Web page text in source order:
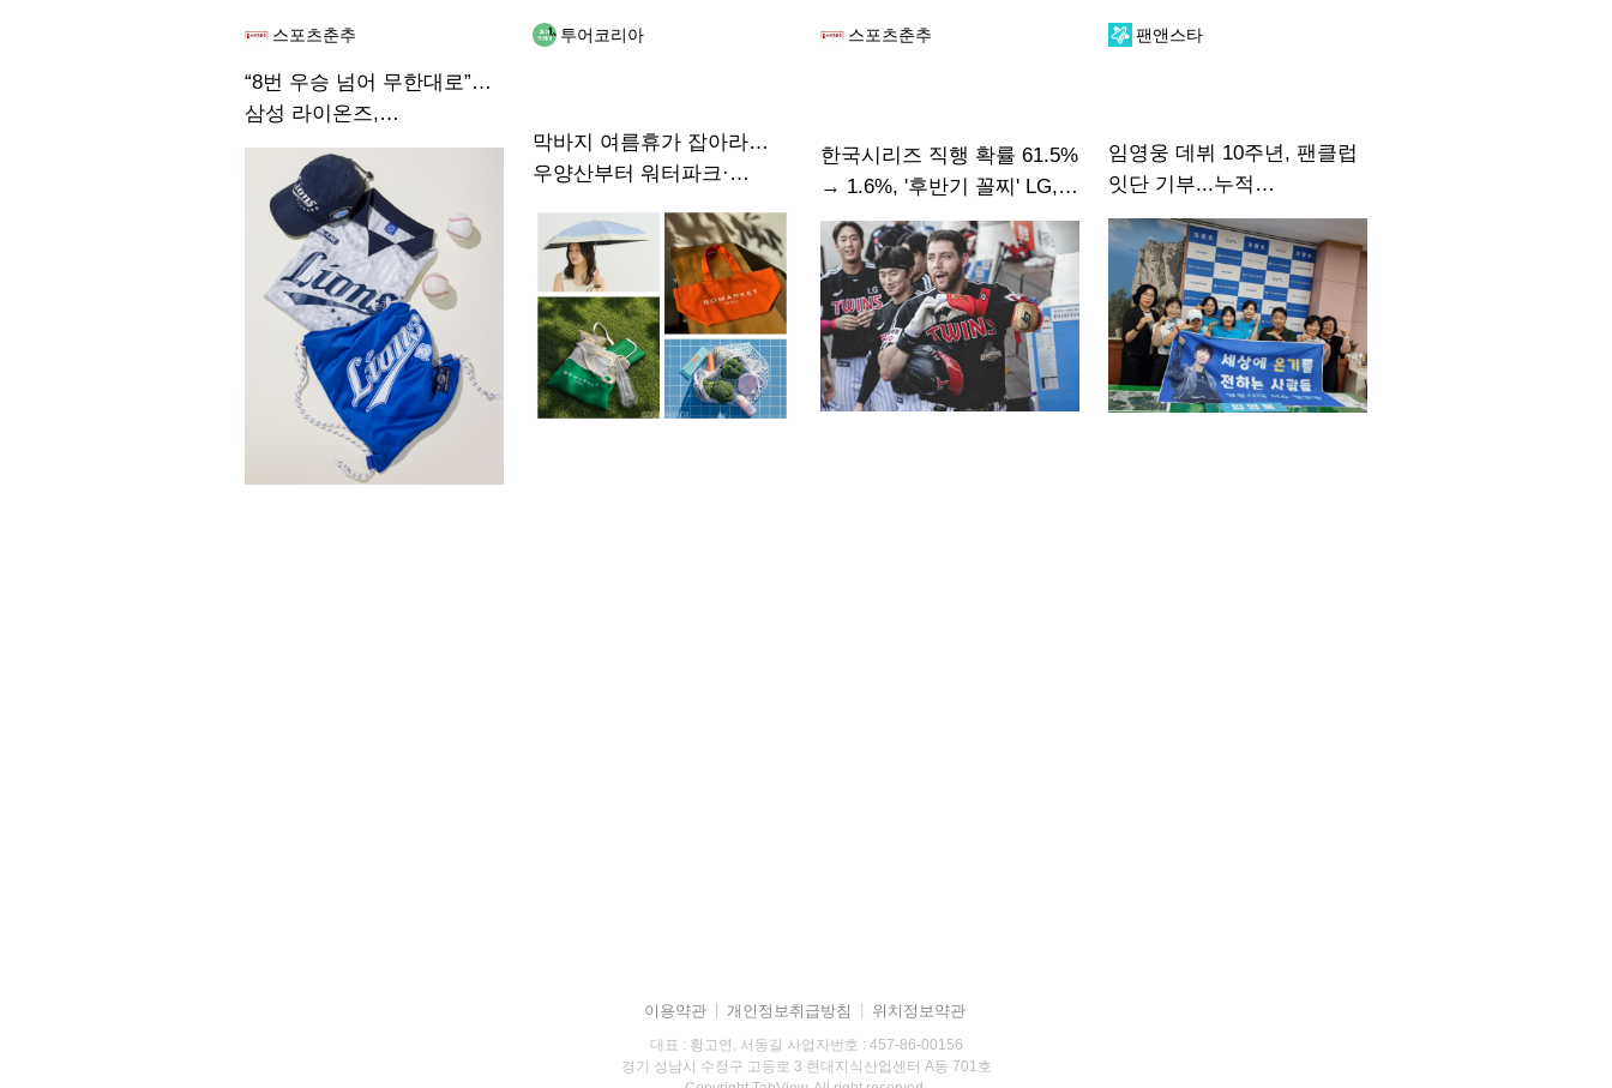
스포츠춘추
“8번 우승 넘어 무한대로”…
삼성 라이온즈,
에잇세컨즈와 협업 컬렉션
투어코리아
막바지 여름휴가 잡아라…
우양산부터 워터파크·
스포츠춘추
한국시리즈 직행 확률 61.5%
→ 1.6%, '후반기 꼴찌' LG,
2년 연속 우승 미션 이번에도
실패하나
팬앤스타
임영웅 데뷔 10주년, 팬클럽
잇단 기부...누적
4억3308만원·장학금·
저소득층 지원
이용약관 개인정보취급방침 위치정보약관
대표 : 황고연, 서동길 사업자번호 : 457-86-00156
경기 성남시 수정구 고등로 3 현대지식산업센터 A동 701호